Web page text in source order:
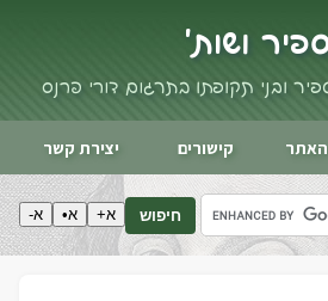
ושות'
ובני תקופתו בתרגום דורי פרנס
האתר קישורים יצירת קשר
חיפוש א+ א• א-